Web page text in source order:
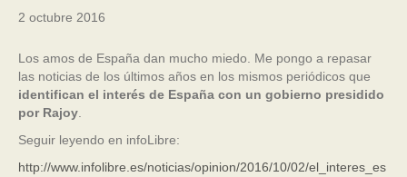
2 octubre 2016
Los amos de España dan mucho miedo. Me pongo a repasar
las noticias de los últimos años en los mismos periódicos que
identifican el interés de España con un gobierno presidido
por Rajoy
Seguir leyendo en infoLibre:
http://www.infolibre.es/noticias/opinion/2016/10/02/el_interes_es